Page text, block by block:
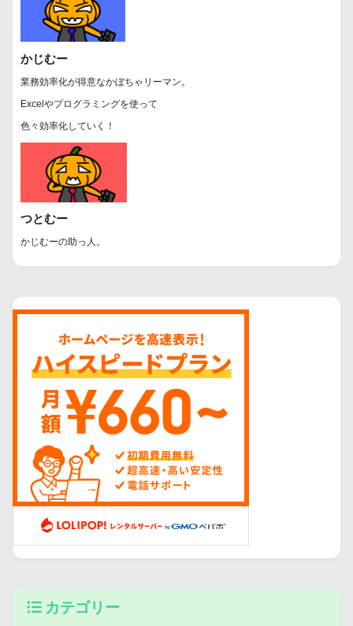
かじむー
業務効率化が得意なかぼちゃリーマン。
Excelやプログラミングを使って
色々効率化していく！
つとむー
かじむーの助っ人。
カテゴリー